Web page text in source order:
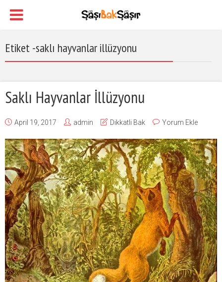
Etiket -saklı hayvanlar illüzyonu
Saklı Hayvanlar İllüzyonu
April 19, 2017 admin Dikkatli Bak Yorum Ekle